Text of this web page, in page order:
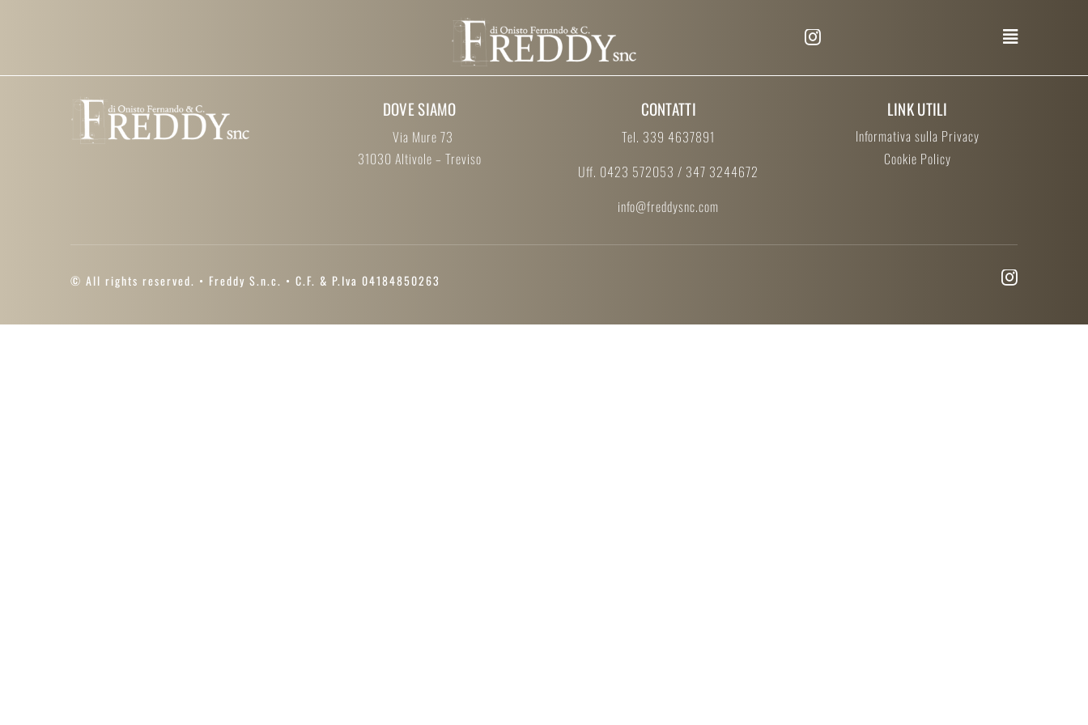
DOVE SIAMO
Via Mure 73
31030 Altivole – Treviso
CONTATTI
Tel. 339 4637891
Uff. 0423 572053 / 347 3244672
info@freddysnc.com
LINK UTILI
Informativa sulla Privacy
Cookie Policy
© All rights reserved. • Freddy S.n.c. • C.F. & P.Iva 04184850263